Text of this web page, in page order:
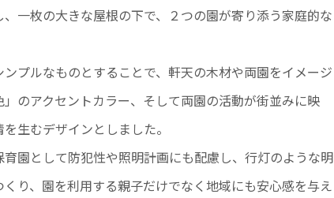
一枚の大きな屋根の下で、２つの園が寄り添う家庭的な
プルなものとすることで、軒天の木材や両園をイメージ
」のアクセントカラー、そして両園の活動が街並みに映
生むデザインとしました。
園として防犯性や照明計画にも配慮し、行灯のような明
り、園を利用する親子だけでなく地域にも安心感を与え